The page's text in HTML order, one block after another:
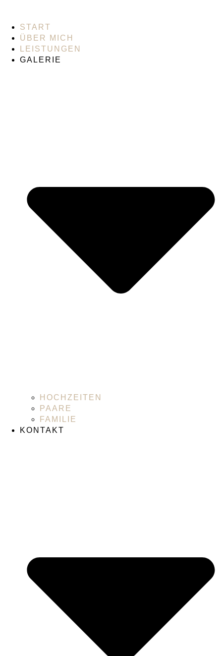
START
ÜBER MICH
LEISTUNGEN
GALERIE
HOCHZEITEN
PAARE
FAMILIE
KONTAKT